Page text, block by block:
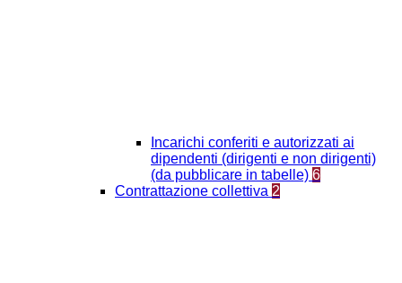
Incarichi conferiti e autorizzati ai
dipendenti (dirigenti e non dirigenti)
(da pubblicare in tabelle) 6
Contrattazione collettiva 2